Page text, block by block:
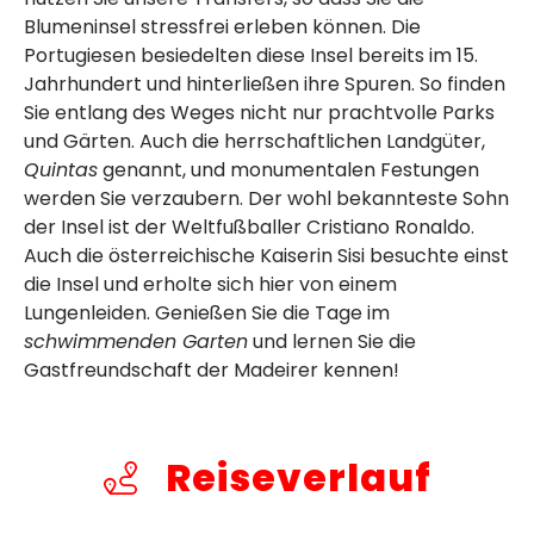
Blumeninsel stressfrei erleben können. Die
Portugiesen besiedelten diese Insel bereits im 15.
Jahrhundert und hinterließen ihre Spuren. So finden
Sie entlang des Weges nicht nur prachtvolle Parks
und Gärten. Auch die herrschaftlichen Landgüter,
Quintasgenannt, und monumentalen Festungen
werden Sie verzaubern. Der wohl bekannteste Sohn
der Insel ist der Weltfußballer Cristiano Ronaldo.
Auch die österreichische Kaiserin Sisi besuchte einst
die Insel und erholte sich hier von einem
Lungenleiden. Genießen Sie die Tage im
schwimmenden Gartenund lernen Sie die
Gastfreundschaft der Madeirer kennen!
Reiseverlauf